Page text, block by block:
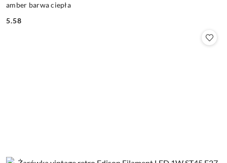
amber barwa ciepła
Cena:
5.58